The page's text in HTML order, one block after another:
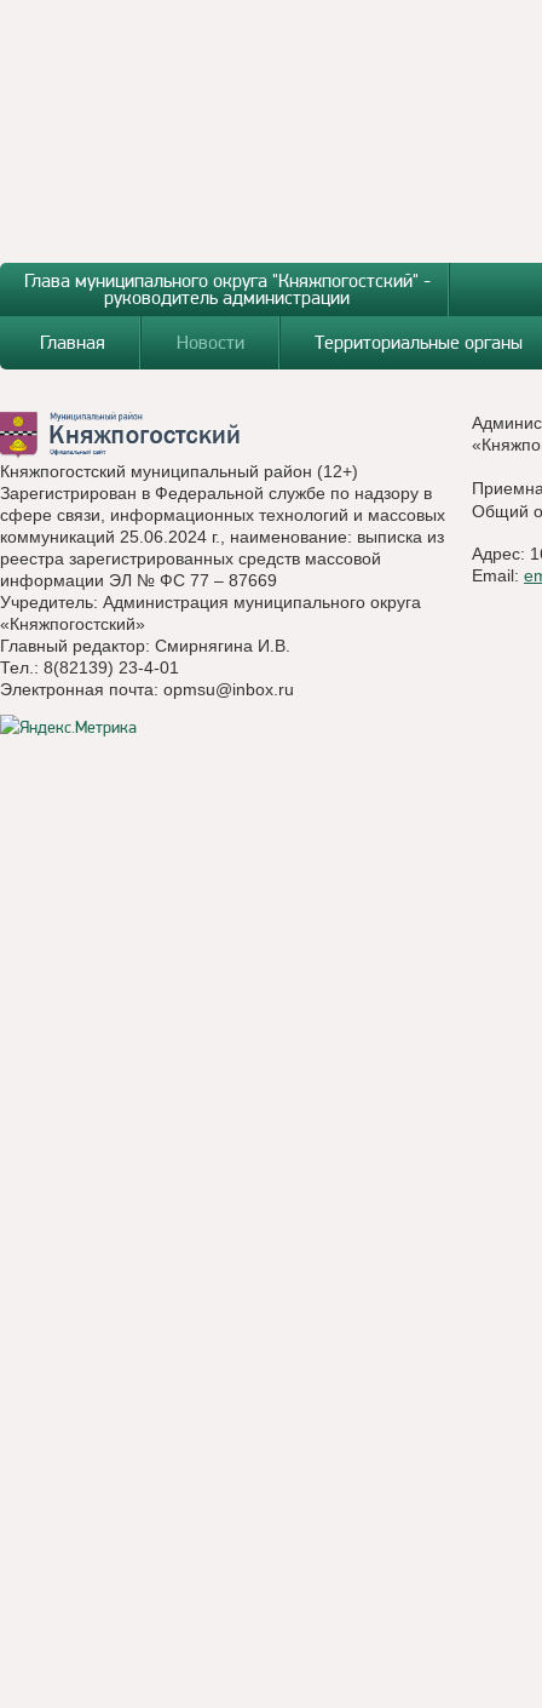
Глава муниципального округа "Княжпогостский" -
руководитель администрации
Главная
Новости Территориальные органы
Княжпогостский муниципальный район (12+)
Зарегистрирован в Федеральной службе по надзору в
сфере связи, информационных технологий и массовых
коммуникаций 25.06.2024 г., наименование: выписка из
реестра зарегистрированных средств массовой
информации ЭЛ № ФС 77 – 87669
Учредитель: Администрация муниципального округа
«Княжпогостский»
Главный редактор: Смирнягина И.В.
Тел.: 8(82139) 23-4-01
Электронная почта: opmsu@inbox.ru
Общий
Адрес:
Email: